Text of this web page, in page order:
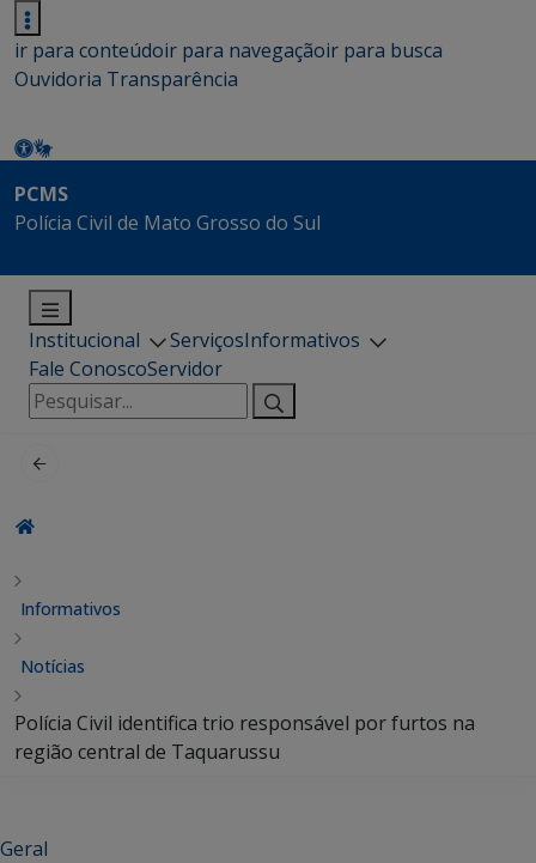
ir para conteúdoir para navegaçãoir para busca
Ouvidoria Transparência
PCMS
Polícia Civil de Mato Grosso do Sul
Institucional ServiçosInformativos
Fale ConoscoServidor
Pesquisar
por:
Informativos
Notícias
Polícia Civil identifica trio responsável por furtos na
região central de Taquarussu
Geral